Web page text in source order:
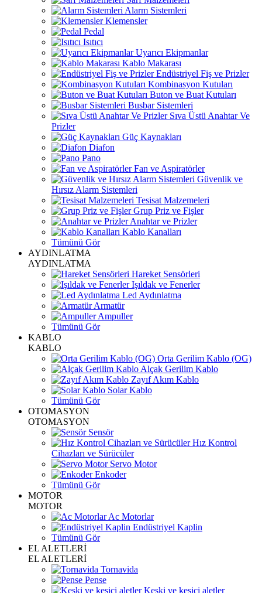
Alarm Sistemleri
Klemensler
Pedal
Isıtıcı
Uyarıcı Ekipmanlar
Kablo Makarası
Endüstriyel Fiş ve Prizler
Kombinasyon Kutuları
Buton ve Buat Kutuları
Busbar Sistemleri
Sıva Üstü Anahtar Ve
Prizler
Güç Kaynakları
Diafon
Pano
Fan ve Aspiratörler
Güvenlik ve
Hırsız Alarm Sistemleri
Tesisat Malzemeleri
Grup Priz ve Fişler
Anahtar ve Prizler
Kablo Kanalları
Tümünü Gör
AYDINLATMA
AYDINLATMA
Hareket Sensörleri
Işıldak ve Fenerler
Led Aydınlatma
Armatür
Ampuller
Tümünü Gör
KABLO
KABLO
Orta Gerilim Kablo (OG)
Alçak Gerilim Kablo
Zayıf Akım Kablo
Solar Kablo
Tümünü Gör
OTOMASYON
OTOMASYON
Sensör
Hız Kontrol
Cihazları ve Sürücüler
Servo Motor
Enkoder
Tümünü Gör
MOTOR
MOTOR
Ac Motorlar
Endüstriyel Kaplin
Tümünü Gör
EL ALETLERİ
EL ALETLERİ
Tornavida
Pense
Keski ve kesici aletler